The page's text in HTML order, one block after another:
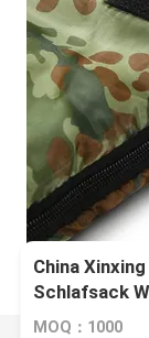
China
Schlafsack
MOQ：1000